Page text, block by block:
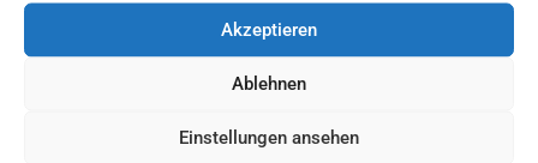
Akzeptieren
Ablehnen
Einstellungen ansehen
Am Samstag, 19. Juli (11 Uhr), findet in Geislingen der Staffeltag
statt, bei dem traditionell auch endgültige Spieltermine vereinbart